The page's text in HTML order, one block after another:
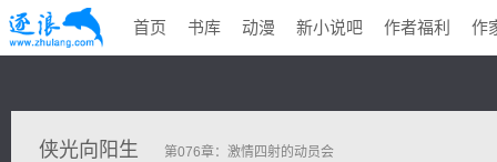
首页 书库 动漫 新小说吧 作者福利 作
侠光向阳生 第076章：激情四射的动员会